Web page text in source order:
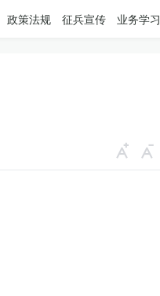
政策法规 征兵宣传 业务学习